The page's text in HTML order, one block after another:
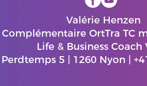
Valérie Henzen
OrtTra TC
Life & Business Coach
5 | 1260 Nyon |